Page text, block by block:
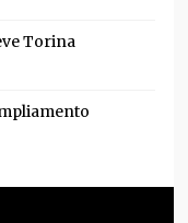
Torina